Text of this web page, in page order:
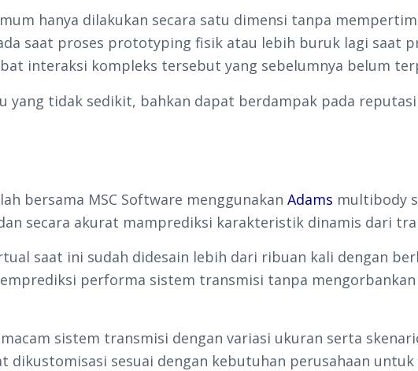
hanya dilakukan secara satu dimensi tanpa
saat proses prototyping fisik atau lebih buruk lagi saat
interaksi kompleks tersebut yang sebelumnya belum
tidak sedikit, bahkan dapat berdampak pada
bersama MSC Software menggunakan Adams multibody
secara akurat mamprediksi karakteristik dinamis dari
saat ini sudah didesain lebih dari ribuan kali dengan
performa sistem transmisi tanpa mengorbankan
sistem transmisi dengan variasi ukuran serta
dikustomisasi sesuai dengan kebutuhan perusahaan